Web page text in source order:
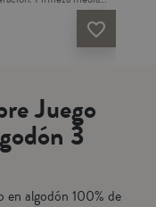
favorite_border
Si tienes dudas sobre
tallas. Por razones de
Juego
3
en algodón 100% de